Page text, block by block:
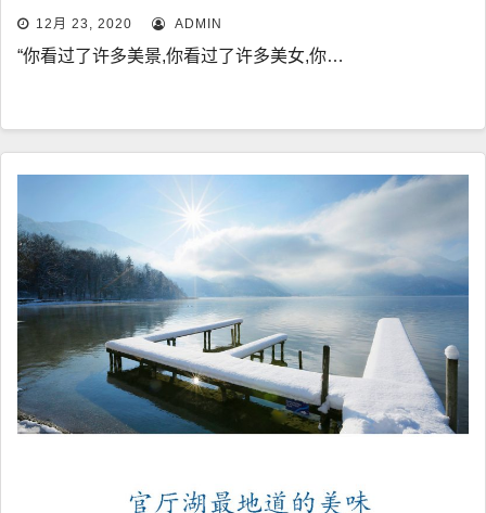
12月 23, 2020 ADMIN
“你看过了许多美景,你看过了许多美女,你…